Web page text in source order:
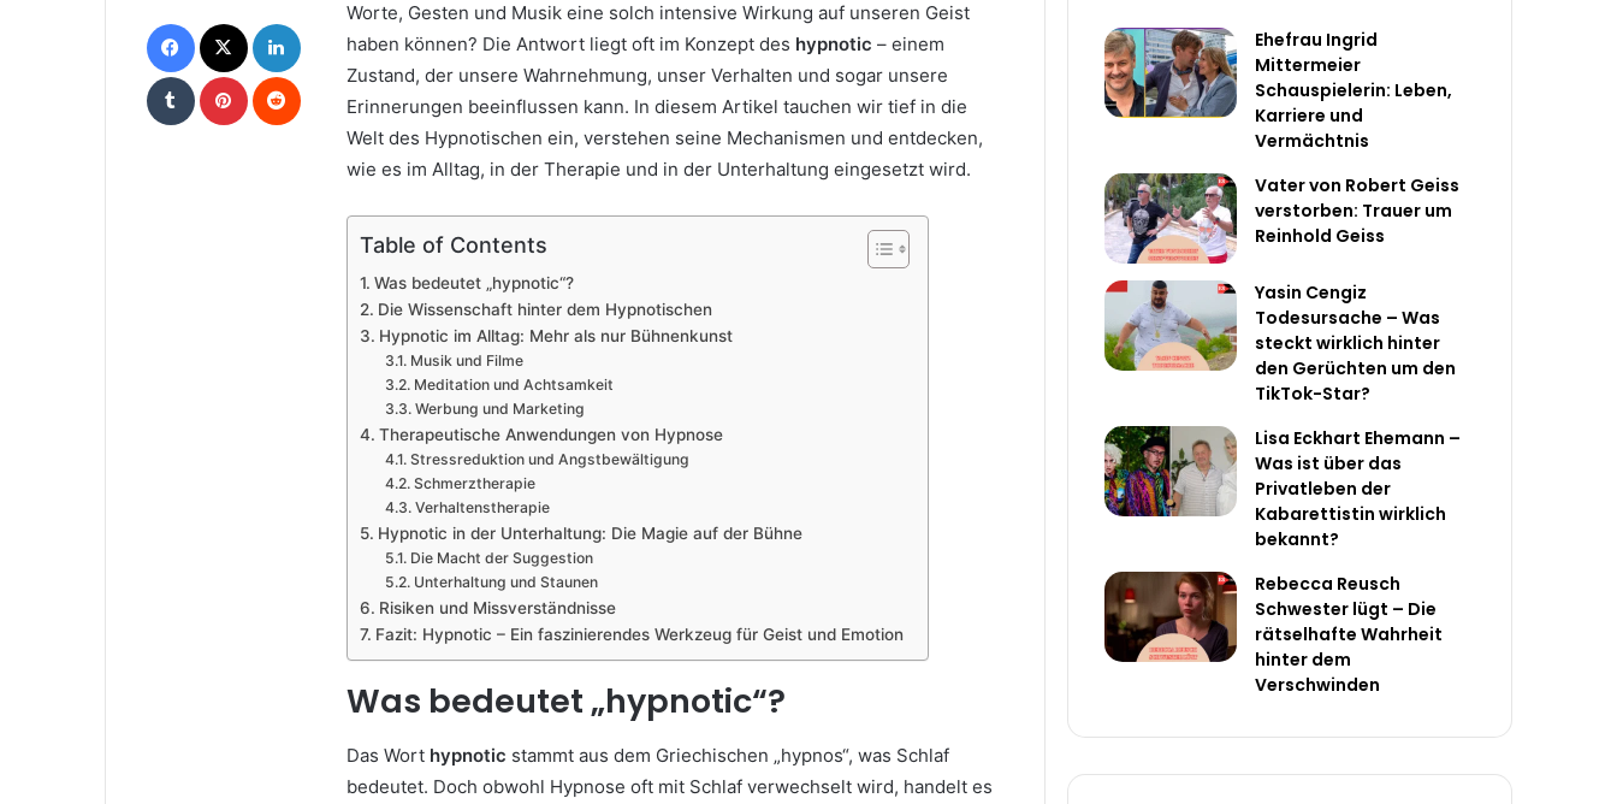
Worte, Gesten und Musik eine solch intensive Wirkung auf unseren Geist
haben können? Die Antwort liegt oft im Konzept des hypnotic – einem
Zustand, der unsere Wahrnehmung, unser Verhalten und sogar unsere
Erinnerungen beeinflussen kann. In diesem Artikel tauchen wir tief in die
Welt des Hypnotischen ein, verstehen seine Mechanismen und entdecken,
wie es im Alltag, in der Therapie und in der Unterhaltung eingesetzt wird.
Table of Contents
Was bedeutet „hypnotic“?
Die Wissenschaft hinter dem Hypnotischen
Hypnotic im Alltag: Mehr als nur Bühnenkunst
Musik und Filme
Meditation und Achtsamkeit
Werbung und Marketing
Therapeutische Anwendungen von Hypnose
Stressreduktion und Angstbewältigung
Schmerztherapie
Verhaltenstherapie
Hypnotic in der Unterhaltung: Die Magie auf der Bühne
Die Macht der Suggestion
Unterhaltung und Staunen
Risiken und Missverständnisse
Fazit: Hypnotic – Ein faszinierendes Werkzeug für Geist und Emotion
Was bedeutet „hypnotic“?
Das Wort hypnotic stammt aus dem Griechischen „hypnos“, was Schlaf
bedeutet. Doch obwohl Hypnose oft mit Schlaf verwechselt wird, handelt es
Facebook LinkedIn
Tumblr Pinterest
Ehefrau Ingrid
Mittermeier
Schauspielerin: Leben,
Karriere und
Vermächtnis
Vater von Robert Geiss
verstorben: Trauer um
Reinhold Geiss
Yasin Cengiz
Todesursache – Was
steckt wirklich hinter
den Gerüchten um den
TikTok-Star?
Lisa Eckhart Ehemann –
Was ist über das
Privatleben der
Kabarettistin wirklich
bekannt?
Rebecca Reusch
Schwester lügt – Die
rätselhafte Wahrheit
hinter dem
Verschwinden